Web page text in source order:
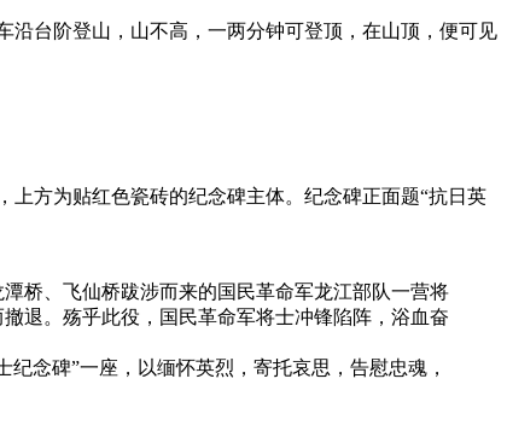
台阶登山，山不高，一两分钟可登顶，在山顶，便可见
上方为贴红色瓷砖的纪念碑主体。纪念碑正面题“抗日英
桥、飞仙桥跋涉而来的国民革命军龙江部队一营将
退。殇乎此役，国民革命军将士冲锋陷阵，浴血奋
念碑”一座，以缅怀英烈，寄托哀思，告慰忠魂，